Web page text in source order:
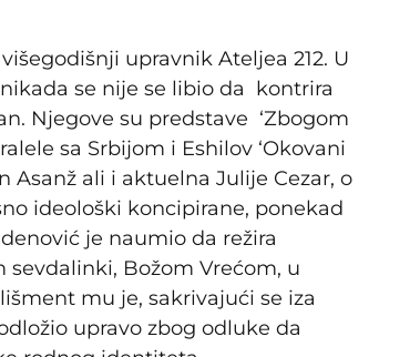
upravnik Ateljea 212. U
se nije se libio da kontrira
Njegove su predstave ‘Zbogom
sa Srbijom i Eshilov ‘Okovani
Asanž ali i aktuelna Julije Cezar, o
ideološki koncipirane, ponekad
je naumio da režira
Božom Vrećom, u
mu je, sakrivajući se iza
upravo zbog odluke da